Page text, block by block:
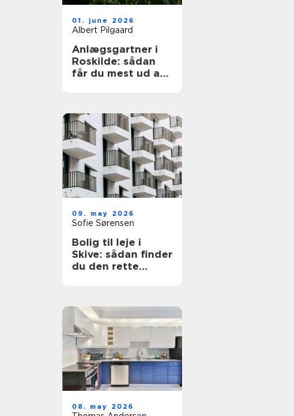
01. june 2026
Albert Pilgaard
Anlægsgartner i
Roskilde: sådan
får du mest ud af
09. may 2026
Sofie Sørensen
Bolig til leje i
Skive: sådan finder
du den rette
08. may 2026